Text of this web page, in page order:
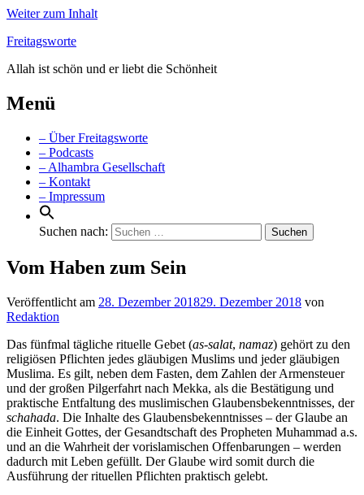
Weiter zum Inhalt
Freitagsworte
Allah ist schön und er liebt die Schönheit
Menü
– Über Freitagsworte
– Podcasts
– Alhambra Gesellschaft
– Kontakt
– Impressum
Suchen nach:
Vom Haben zum Sein
Veröffentlicht am 28. Dezember 201829. Dezember 2018 von
Redaktion
Das fünfmal tägliche rituelle Gebet (as-salat, namaz) gehört zu den
religiösen Pflichten jedes gläubigen Muslims und jeder gläubigen
Muslima. Es gilt, neben dem Fasten, dem Zahlen der Armensteuer
und der großen Pilgerfahrt nach Mekka, als die Bestätigung und
praktische Entfaltung des muslimischen Glaubensbekenntnisses, der
schahada. Die Inhalte des Glaubensbekenntnisses – der Glaube an
die Einheit Gottes, der Gesandtschaft des Propheten Muhammad a.s.
und an die Wahrheit der vorislamischen Offenbarungen – werden
dadurch mit Leben gefüllt. Der Glaube wird somit durch die
Ausführung der rituellen Pflichten praktisch gelebt.